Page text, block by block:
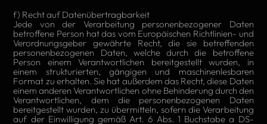
f) Recht auf Datenübertragbarkeit
Jede von der Verarbeitung personenbezogener Daten
betroffene Person hat das vom Europäischen Richtlinien- und
Verordnungsgeber gewährte Recht, die sie betreffenden
personenbezogenen Daten, welche durch die betroffene
Person einem Verantwortlichen bereitgestellt wurden, in
einem strukturierten, gängigen und maschinenlesbaren
Format zu erhalten. Sie hat außerdem das Recht, diese Daten
einem anderen Verantwortlichen ohne Behinderung durch den
Verantwortlichen, dem die personenbezogenen Daten
bereitgestellt wurden, zu übermitteln, sofern die Verarbeitung
auf der Einwilligung gemäß Art. 6 Abs. 1 Buchstabe a DS-